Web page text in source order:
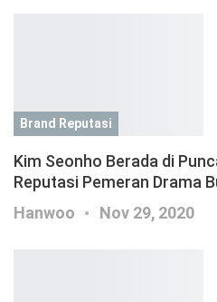
Brand Reputasi
Kim Seonho Berada di
Reputasi Pemeran Drama
Hanwoo
Nov 29, 2020